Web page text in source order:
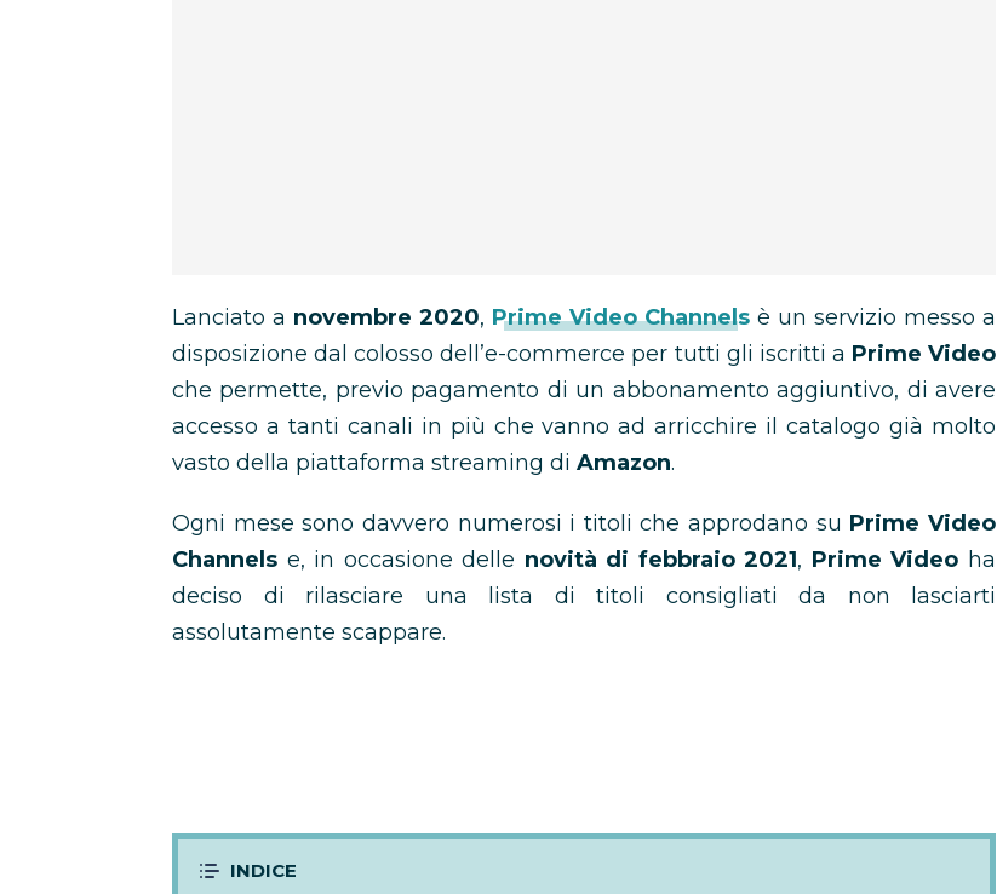
Lanciato a novembre 2020, Prime Video Channels è un servizio messo a
disposizione dal colosso dell’e-commerce per tutti gli iscritti a Prime Video
che permette, previo pagamento di un abbonamento aggiuntivo, di avere
accesso a tanti canali in più che vanno ad arricchire il catalogo già molto
vasto della piattaforma streaming di Amazon.
Ogni mese sono davvero numerosi i titoli che approdano su Prime Video
Channels e, in occasione delle novità di febbraio 2021, Prime Video ha
deciso di rilasciare una lista di titoli consigliati da non lasciarti
assolutamente scappare.